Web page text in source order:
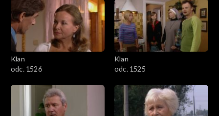
Klan
odc. 1526
Klan
odc. 1525